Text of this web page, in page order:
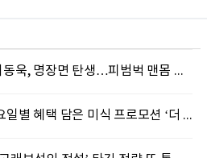
‘킬러들의 쇼핑몰 시즌2’ 이동욱, 명장면 탄생…피범벅 맨몸 액션 ‘감탄’
앰배서더 서울 풀만 호텔, 요일별 혜택 담은 미식 프로모션 ‘더 킹스 : 다이닝 프리빌리지즈’ 선봬